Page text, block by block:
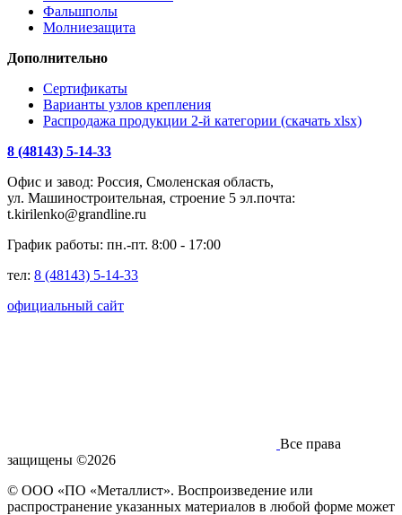
Фальшполы
Молниезащита
Дополнительно
Сертификаты
Варианты узлов крепления
Распродажа продукции 2-й категории (скачать xlsx)
8 (48143) 5-14-33
Офис и завод: Россия, Смоленская область,
ул. Машиностроительная, строение 5 эл.почта:
t.kirilenko@grandline.ru
График работы: пн.-пт. 8:00 - 17:00
тел: 8 (48143) 5-14-33
официальный сайт
Все права
защищены ©2026
© ООО «ПО «Металлист». Воспроизведение или
распространение указанных материалов в любой форме может